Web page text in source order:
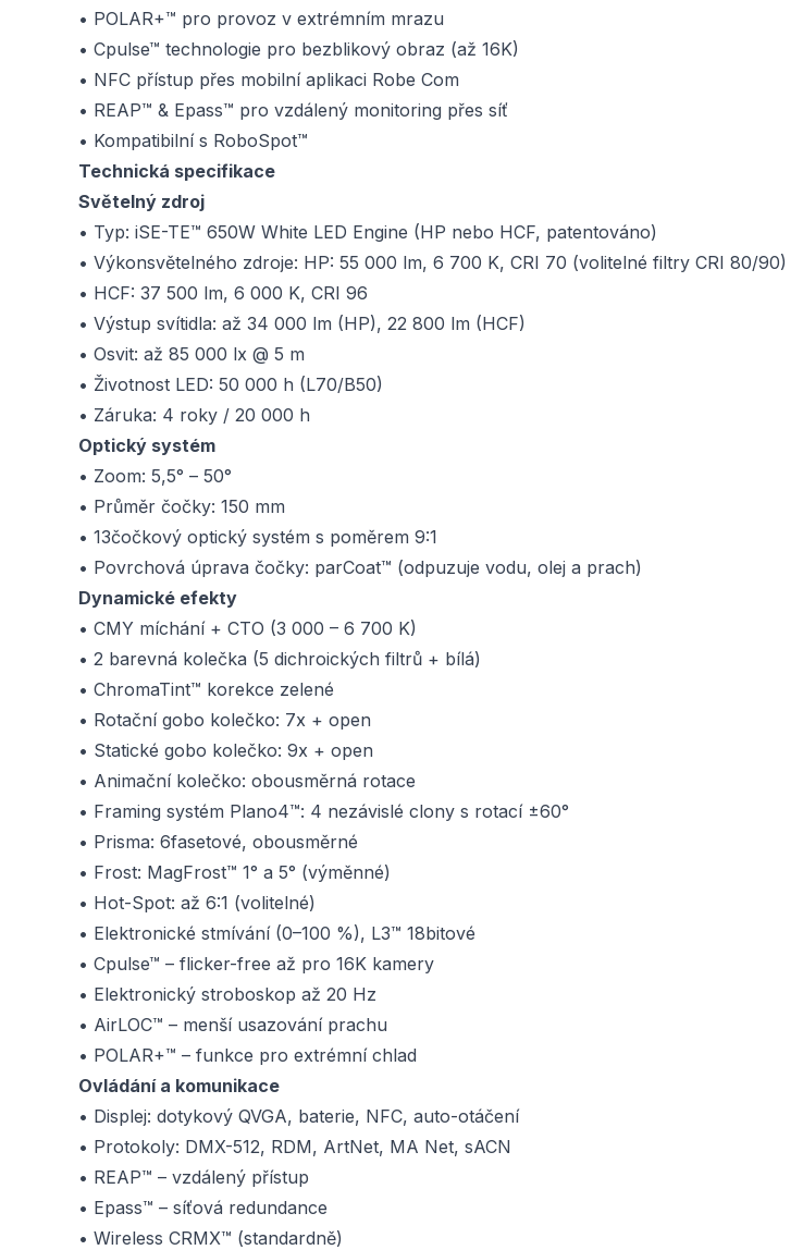
• POLAR+™ pro provoz v extrémním mrazu
• Cpulse™ technologie pro bezblikový obraz (až 16K)
• NFC přístup přes mobilní aplikaci Robe Com
• REAP™ & Epass™ pro vzdálený monitoring přes síť
• Kompatibilní s RoboSpot™
Technická specifikace
Světelný zdroj
• Typ: iSE-TE™ 650W White LED Engine (HP nebo HCF, patentováno)
• Výkonsvětelného zdroje: HP: 55 000 lm, 6 700 K, CRI 70 (volitelné filtry CRI 80/90)
• HCF: 37 500 lm, 6 000 K, CRI 96
• Výstup svítidla: až 34 000 lm (HP), 22 800 lm (HCF)
• Osvit: až 85 000 lx @ 5 m
• Životnost LED: 50 000 h (L70/B50)
• Záruka: 4 roky / 20 000 h
Optický systém
• Zoom: 5,5° – 50°
• Průměr čočky: 150 mm
• 13čočkový optický systém s poměrem 9:1
• Povrchová úprava čočky: parCoat™ (odpuzuje vodu, olej a prach)
Dynamické efekty
• CMY míchání + CTO (3 000 – 6 700 K)
• 2 barevná kolečka (5 dichroických filtrů + bílá)
• ChromaTint™ korekce zelené
• Rotační gobo kolečko: 7x + open
• Statické gobo kolečko: 9x + open
• Animační kolečko: obousměrná rotace
• Framing systém Plano4™: 4 nezávislé clony s rotací ±60°
• Prisma: 6fasetové, obousměrné
• Frost: MagFrost™ 1° a 5° (výměnné)
• Hot-Spot: až 6:1 (volitelné)
• Elektronické stmívání (0–100 %), L3™ 18bitové
• Cpulse™ – flicker-free až pro 16K kamery
• Elektronický stroboskop až 20 Hz
• AirLOC™ – menší usazování prachu
• POLAR+™ – funkce pro extrémní chlad
Ovládání a komunikace
• Displej: dotykový QVGA, baterie, NFC, auto-otáčení
• Protokoly: DMX-512, RDM, ArtNet, MA Net, sACN
• REAP™ – vzdálený přístup
• Epass™ – síťová redundance
• Wireless CRMX™ (standardně)